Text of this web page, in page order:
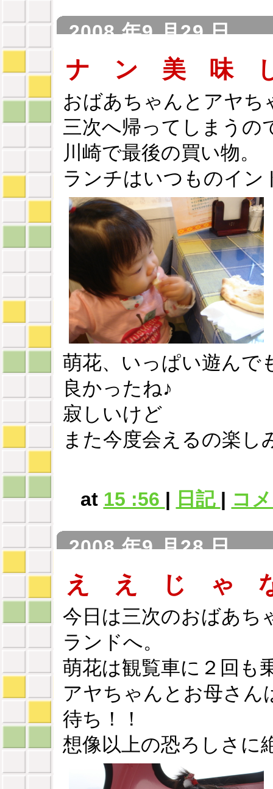
2008 年9 月29 日
ナ ン 美 味
おばあちゃんとアヤち
三次へ帰ってしまうの
川崎で最後の買い物。
ランチはいつものイン
萌花、いっぱい遊んで
良かったね♪
寂しいけど
また今度会えるの楽し
at 15 :56 | 日記 | コ
2008 年9 月28 日
え え じ ゃ
今日は三次のおばあち
ランドへ。
萌花は観覧車に２回も
アヤちゃんとお母さん
待ち！！
想像以上の恐ろしさに